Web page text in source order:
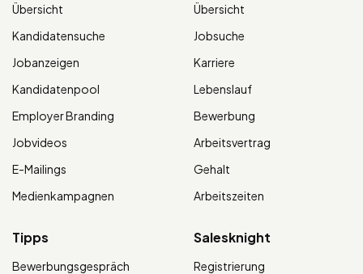
Übersicht
Kandidatensuche
Jobanzeigen
Kandidatenpool
Employer Branding
Jobvideos
E-Mailings
Medienkampagnen
Übersicht
Jobsuche
Karriere
Lebenslauf
Bewerbung
Arbeitsvertrag
Gehalt
Arbeitszeiten
Tipps
Bewerbungsgespräch
Salesknight
Registrierung